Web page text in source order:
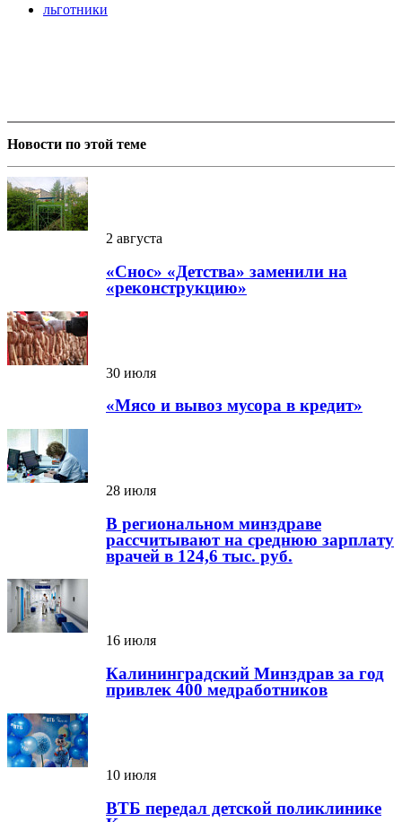
льготники
Новости по этой теме
2 августа
«Снос» «Детства» заменили на
«реконструкцию»
30 июля
«Мясо и вывоз мусора в кредит»
28 июля
В региональном минздраве
рассчитывают на среднюю зарплату
врачей в 124,6 тыс. руб.
16 июля
Калининградский Минздрав за год
привлек 400 медработников
10 июля
ВТБ передал детской поликлинике